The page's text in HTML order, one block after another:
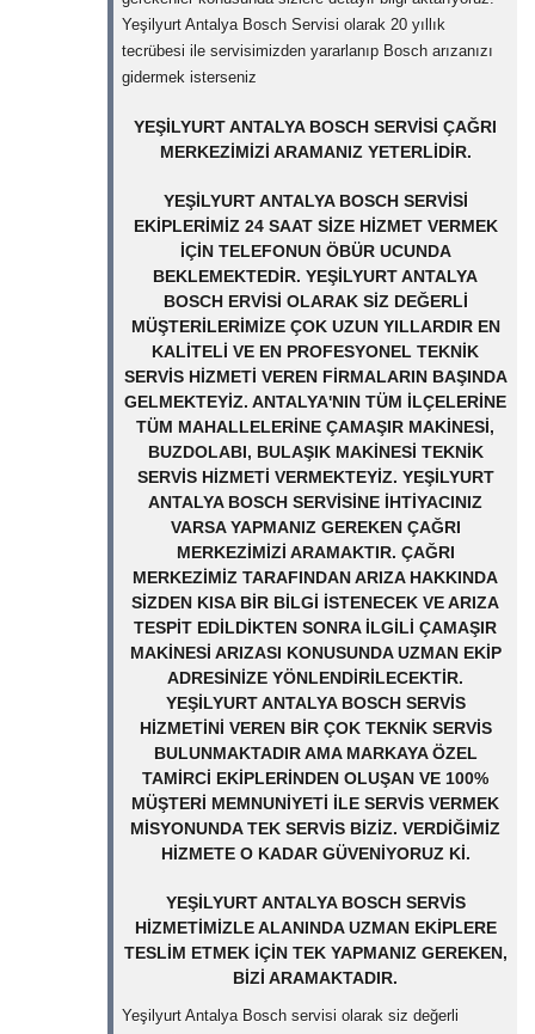
Yeşilyurt Antalya Bosch Servisi olarak 20 yıllık
tecrübesi ile servisimizden yararlanıp Bosch arızanızı
gidermek isterseniz
YEŞILYURT ANTALYA BOSCH SERVISI ÇAĞRI
MERKEZIMIZI ARAMANIZ YETERLIDIR.
YEŞILYURT ANTALYA BOSCH SERVISI
EKIPLERIMIZ 24 SAAT SIZE HIZMET VERMEK
IÇIN TELEFONUN ÖBÜR UCUNDA
BEKLEMEKTEDIR. YEŞILYURT ANTALYA
BOSCH ERVISI OLARAK SIZ DEĞERLI
MÜŞTERILERIMIZE ÇOK UZUN YILLARDIR EN
KALITELI VE EN PROFESYONEL TEKNIK
SERVIS HIZMETI VEREN FIRMALARIN BAŞINDA
GELMEKTEYIZ. ANTALYA'NIN TÜM ILÇELERINE
TÜM MAHALLELERINE ÇAMAŞIR MAKINESI,
BUZDOLABI, BULAŞIK MAKINESI TEKNIK
SERVIS HIZMETI VERMEKTEYIZ. YEŞILYURT
ANTALYA BOSCH SERVISINE IHTIYACINIZ
VARSA YAPMANIZ GEREKEN ÇAĞRI
MERKEZIMIZI ARAMAKTIR. ÇAĞRI
MERKEZIMIZ TARAFINDAN ARIZA HAKKINDA
SIZDEN KISA BIR BILGI ISTENECEK VE ARIZA
TESPIT EDILDIKTEN SONRA ILGILI ÇAMAŞIR
MAKINESI ARIZASI KONUSUNDA UZMAN EKIP
ADRESINIZE YÖNLENDIRILECEKTIR.
YEŞILYURT ANTALYA BOSCH SERVIS
HIZMETINI VEREN BIR ÇOK TEKNIK SERVIS
BULUNMAKTADIR AMA MARKAYA ÖZEL
TAMIRCI EKIPLERINDEN OLUŞAN VE 100%
MÜŞTERI MEMNUNIYETI ILE SERVIS VERMEK
MISYONUNDA TEK SERVIS BIZIZ. VERDIĞIMIZ
HIZMETE O KADAR GÜVENIYORUZ KI.
YEŞILYURT ANTALYA BOSCH SERVIS
HIZMETIMIZLE ALANINDA UZMAN EKIPLERE
TESLIM ETMEK IÇIN TEK YAPMANIZ GEREKEN,
BIZI ARAMAKTADIR.
Yeşilyurt Antalya Bosch servisi olarak siz değerli